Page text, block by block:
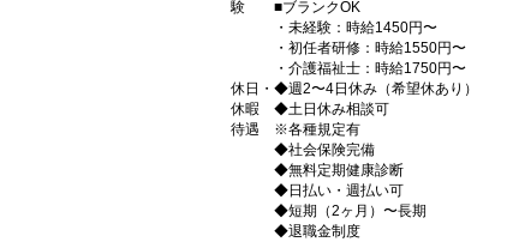
験
■ブランクOK
・未経験：時給1450円〜
・初任者研修：時給1550円〜
・介護福祉士：時給1750円〜
休日・
休暇
◆週2〜4日休み（希望休あり）
◆土日休み相談可
待遇
※各種規定有
◆社会保険完備
◆無料定期健康診断
◆日払い・週払い可
◆短期（2ヶ月）〜長期
◆退職金制度